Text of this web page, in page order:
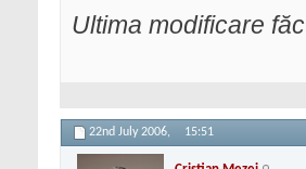
Ultima modificare
22nd July 2006, 15:51